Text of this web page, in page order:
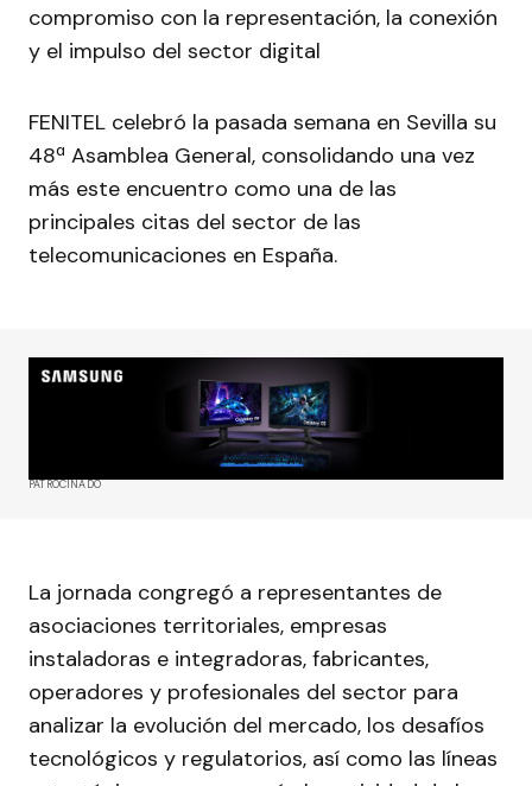
compromiso con la representación, la conexión
y el impulso del sector digital
FENITEL celebró la pasada semana en Sevilla su
48ª Asamblea General, consolidando una vez
más este encuentro como una de las
principales citas del sector de las
telecomunicaciones en España.
PATROCINADO
La jornada congregó a representantes de
asociaciones territoriales, empresas
instaladoras e integradoras, fabricantes,
operadores y profesionales del sector para
analizar la evolución del mercado, los desafíos
tecnológicos y regulatorios, así como las líneas